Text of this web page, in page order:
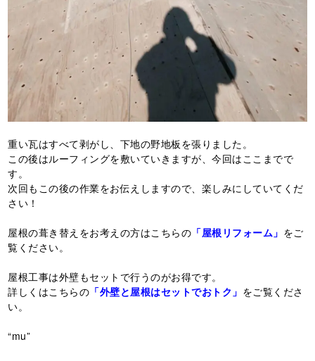
重い瓦はすべて剥がし、下地の野地板を張りました。
この後はルーフィングを敷いていきますが、今回はここまでで
す。
次回もこの後の作業をお伝えしますので、楽しみにしていてくだ
さい！
屋根の葺き替えをお考えの方はこちらの 「屋根リフォーム」 をご
覧ください。
屋根工事は外壁もセットで行うのがお得です。
詳しくはこちらの 「外壁と屋根はセットでおトク」 をご覧くださ
い。
“mu”